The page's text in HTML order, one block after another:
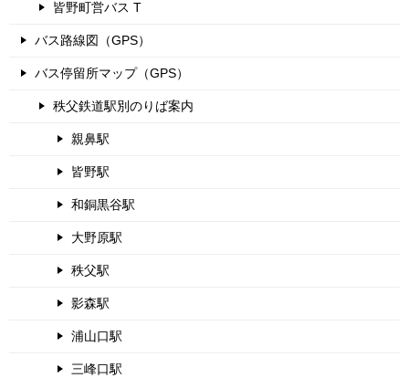
皆野町営バス T
バス路線図（GPS）
バス停留所マップ（GPS）
秩父鉄道駅別のりば案内
親鼻駅
皆野駅
和銅黒谷駅
大野原駅
秩父駅
影森駅
浦山口駅
三峰口駅